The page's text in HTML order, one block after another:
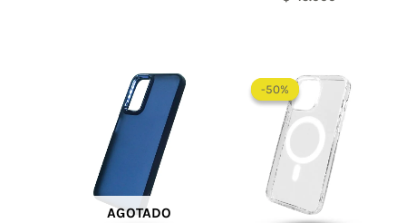
AGOTADO
-50%
-50%
de
precios:
desde
$ 30.000
hasta